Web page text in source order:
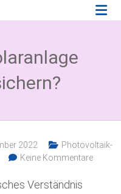
2022
Photovoltaik-
Keine Kommentare
Verständnis